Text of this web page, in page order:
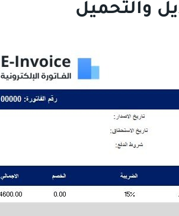
والتحميل